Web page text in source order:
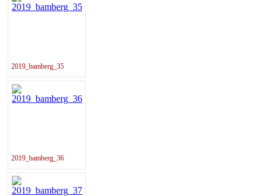
2019_bamberg_35
2019_bamberg_36